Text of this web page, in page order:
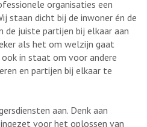
organisaties een
staan dicht bij de inwoner én de
juiste partijen bij elkaar aan
als het om welzijn gaat
in staat om voor andere
en partijen bij elkaar te
aan. Denk aan
voor het oplossen van